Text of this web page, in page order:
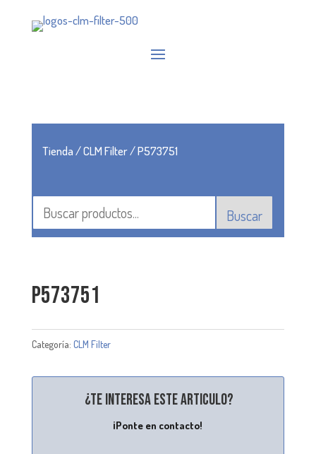
Tienda/CLM Filter/ P573751
Buscar
P573751
Categoría: CLM Filter
¿Te interesa este articulo?
¡Ponte en contacto!